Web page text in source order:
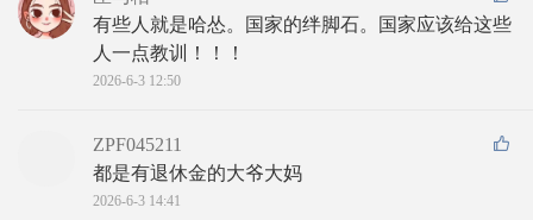
有些人就是哈怂。国家的绊脚石。国家应该给这些
人一点教训！！！
2026-6-3 12:50
ZPF045211
都是有退休金的大爷大妈
2026-6-3 14:41